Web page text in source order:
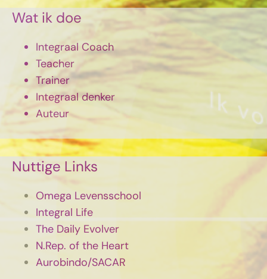
Wat ik doe
Integraal Coach
Teacher
Trainer
Integraal denker
Auteur
Nuttige Links
Omega Levensschool
Integral Life
The Daily Evolver
N.Rep. of the Heart
Aurobindo/SACAR